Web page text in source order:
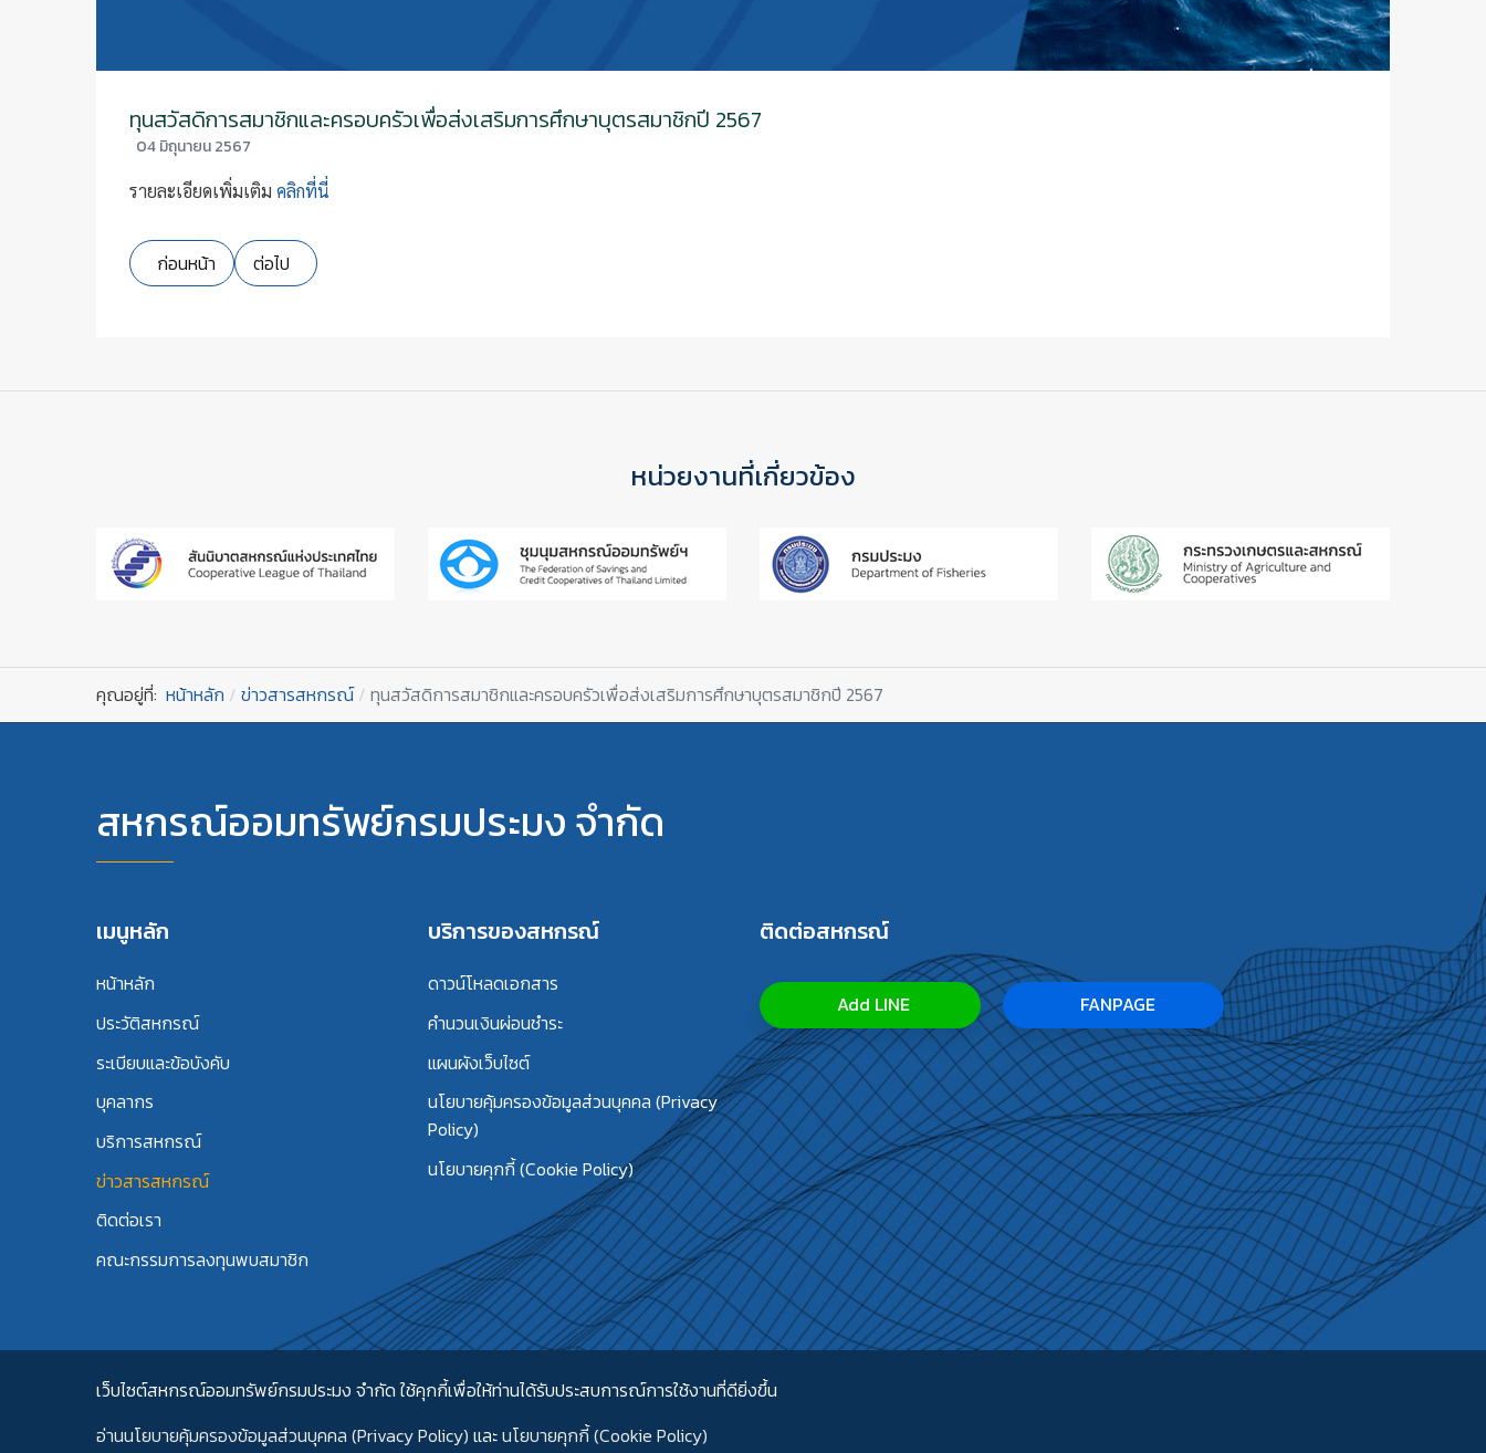
ทุนสวัสดิการสมาชิกและครอบครัวเพื่อส่งเสริมการศึกษาบุตรสมาชิกปี 2567
04 มิถุนายน 2567
รายละเอียดเพิ่มเติม คลิกที่นี่
เนื้อหาก่อนหน้า: แนวทางการปฏิบัติการให้เงินกู้สามัญและเงินกู้เพื่อเหตุฉุกเฉินแก่สมาชิกสหกรณ์
ก่อนหน้า เนื้อหาถัดไป: ประกาศ เรื่องการรับฝากเงินประเภทออมทรัพย์ และ ออมทรัพย์พิเศษ
ต่อไป
หน่วยงานที่เกี่ยวข้อง
คุณอยู่ที่: หน้าหลัก ข่าวสารสหกรณ์ ทุนสวัสดิการสมาชิกและครอบครัวเพื่อส่งเสริมการศึกษาบุตรสมาชิกปี 2567
สหกรณ์ออมทรัพย์กรมประมง จำกัด
เมนูหลัก
หน้าหลัก
ประวัติสหกรณ์
ระเบียบและข้อบังคับ
บุคลากร
บริการสหกรณ์
ข่าวสารสหกรณ์
ติดต่อเรา
คณะกรรมการลงทุนพบสมาชิก
บริการของสหกรณ์
ดาวน์โหลดเอกสาร
คำนวนเงินผ่อนชำระ
แผนผังเว็บไซต์
นโยบายคุ้มครองข้อมูลส่วนบุคคล (Privacy
Policy)
นโยบายคุกกี้ (Cookie Policy)
ติดต่อสหกรณ์
Add LINE FANPAGE
เว็บไซต์สหกรณ์ออมทรัพย์กรมประมง จำกัด ใช้คุกกี้เพื่อให้ท่านได้รับประสบการณ์การใช้งานที่ดียิ่งขึ้น
อ่านนโยบายคุ้มครองข้อมูลส่วนบุคคล (Privacy Policy) และนโยบายคุกกี้ (Cookie Policy)